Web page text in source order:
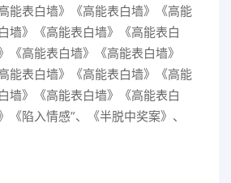
能表白墙》《高能表白墙》《高能
墙》《高能表白墙》《高能表白
《高能表白墙》《高能表白墙》
能表白墙》《高能表白墙》《高能
墙》《高能表白墙》《高能表白
《陷入情感”、《半脱中奖案》、